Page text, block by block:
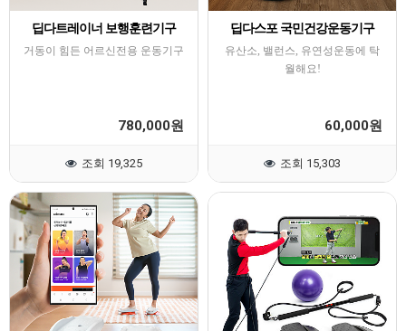
딥다트레이너 보행훈련기구
거동이 힘든 어르신전용 운동기구
780,000원
조회 19,325
딥다스포 국민건강운동기구
유산소, 밸런스, 유연성운동에 탁
월해요!
60,000원
조회 15,303